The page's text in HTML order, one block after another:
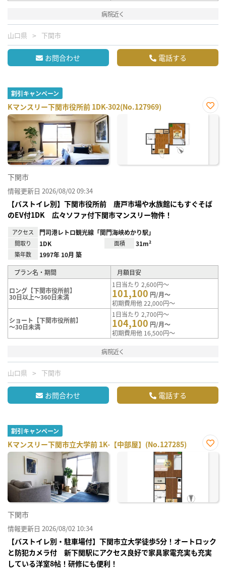
病院近く
山口県 下関市
お問合わせ 電話する
割引キャンペーン
Kマンスリー下関市役所前 1DK-302(No.127969)
お気
下関市
情報更新日 2026/08/02 09:34
【バストイレ別】下関市役所前 唐戸市場や水族館にもすぐそば
のEV付1DK 広々ソファ付下関市マンスリー物件！
アクセス 門司港レトロ観光線「関門海峡めかり駅」
間取り 1DK 面積 31m²
築年数 1997年 10月 築
プラン名・期間 月額目安
ロング【下関市役所前】
30日以上～360日未満
1日当たり 2,600円～
101,100 円/月～
初期費用他 22,000円～
ショート【下関市役所前】
～30日未満
1日当たり 2,700円～
104,100 円/月～
初期費用他 16,500円～
病院近く
山口県 下関市
お問合わせ 電話する
割引キャンペーン
Kマンスリー下関市立大学前 1K-【中部屋】(No.127285)
お気
下関市
情報更新日 2026/08/02 10:34
【バストイレ別・駐車場付】下関市立大学徒歩5分！オートロック
と防犯カメラ付 新下関駅にアクセス良好で家具家電充実も充実
している洋室8帖！研修にも便利！